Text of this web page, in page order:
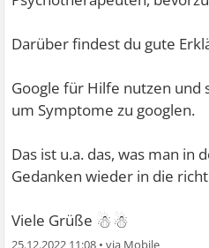
Darüber findest du gute
Google für Hilfe nutzen und
um Symptome zu googlen.
Das ist u.a. das, was man in
Gedanken wieder in die
Viele Grüße ☃☃
25.12.2022 11:08 •